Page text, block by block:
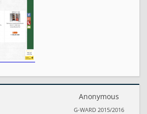
Anonymous
G-WARD 2015/2016